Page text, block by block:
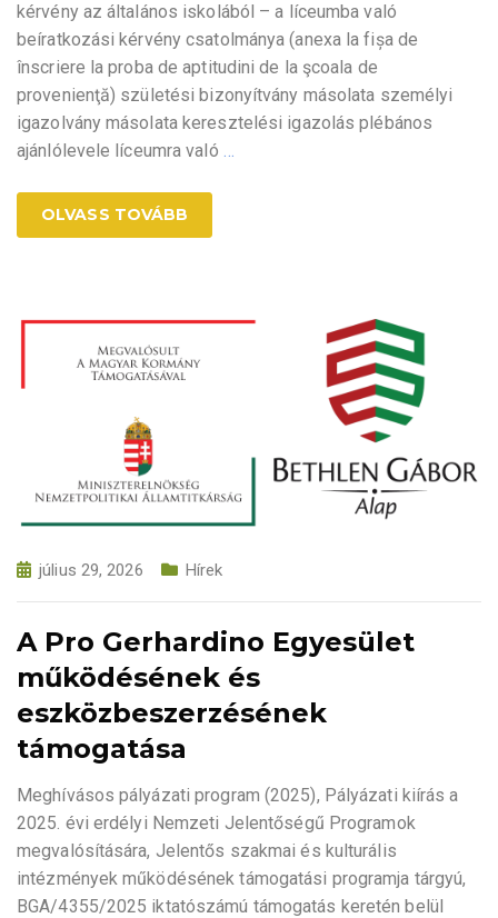
kérvény az általános iskolából – a líceumba való
beíratkozási kérvény csatolmánya (anexa la fișa de
înscriere la proba de aptitudini de la şcoala de
provenienţă) születési bizonyítvány másolata személyi
igazolvány másolata keresztelési igazolás plébános
ajánlólevele líceumra való …
OLVASS TOVÁBB
július 29, 2026 Hírek
A Pro Gerhardino Egyesület
működésének és
eszközbeszerzésének
támogatása
Meghívásos pályázati program (2025), Pályázati kiírás a
2025. évi erdélyi Nemzeti Jelentőségű Programok
megvalósítására, Jelentős szakmai és kulturális
intézmények működésének támogatási programja tárgyú,
BGA/4355/2025 iktatószámú támogatás keretén belül